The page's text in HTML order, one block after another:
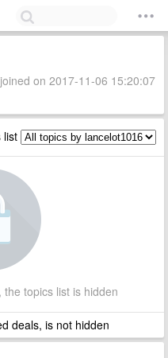
on 2017-11-06 15:20:07
list
topics list is hidden
deals, is not hidden